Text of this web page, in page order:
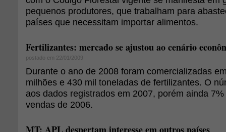
pequenos produtores, que trabalham para
países que necessitam importar alimentos.
Fertilizantes: mercado se ajustou ao cenário
postado em 22/01/2009
Durante o ano de 2008 foram comercializadas
milhões e 430 mil toneladas de fertilizantes. O
aos dados registrados em 2007, porém ainda
vendas de 2006.